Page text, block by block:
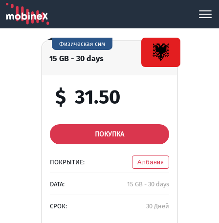
15 GB - 30 days
Физическая сим
$ 31.50
ПОКУПКА
ПОКРЫТИЕ: Албания
DATA: 15 GB - 30 days
СРОК: 30 Дней